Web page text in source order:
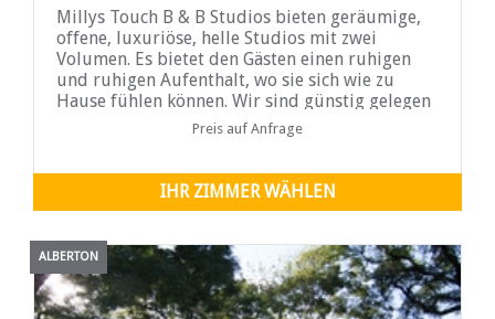
Millys Touch B & B Studios bieten geräumige,
offene, luxuriöse, helle Studios mit zwei
Volumen. Es bietet den Gästen einen ruhigen
und ruhigen Aufenthalt, wo sie sich wie zu
Hause fühlen können. Wir sind günstig gelegen
mit einfachem ZugangPreis auf Anfrage
IHR ZIMMER WÄHLEN
ALBERTON